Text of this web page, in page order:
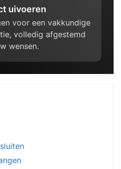
uivoeren
voor een vakkundige
volledig afgestemd
wensen.